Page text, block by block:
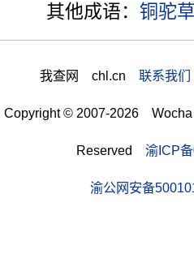
其他成语：铜驼
我查网 chl.cn 联系我
Copyright © 2007-2026
Reserved 渝ICP
渝公网安备